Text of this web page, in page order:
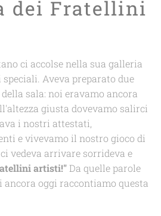
dei Fratellini
ci accolse nella sua galleria
Aveva preparato due
sala: noi eravamo ancora
giusta dovevamo salirci
i nostri attestati,
e vivevamo il nostro gioco di
vedeva arrivare sorrideva e
artisti!" Da quelle parole
ancora oggi raccontiamo questa